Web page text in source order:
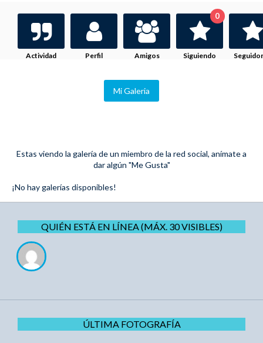
Actividad Perfil Amigos Siguiendo
0
Mi Galeria
Estas viendo la galería de un miembro de la red social, anímate a
dar algún "Me Gusta"
¡No hay galerías disponibles!
QUIÉN ESTÁ EN LÍNEA (MÁX. 30 VISIBLES)
ÚLTIMA FOTOGRAFÍA